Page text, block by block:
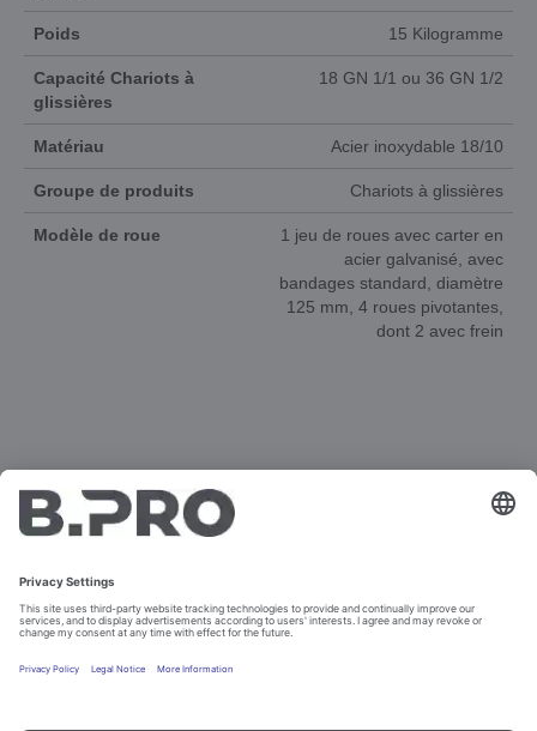
Poids 15 Kilogramme
Capacité Chariots à
glissières
18 GN 1/1 ou 36 GN 1/2
Matériau Acier inoxydable 18/10
Groupe de produits Chariots à glissières
Modèle de roue
1 jeu de roues avec carter en
acier galvanisé, avec
bandages standard, diamètre
125 mm, 4 roues pivotantes,
dont 2 avec frein